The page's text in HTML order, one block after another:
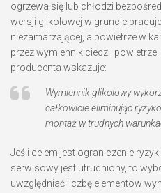
ogrzewa się lub chłodzi
wersji glikolowej w gruncie
niezamarzającej, a powietrze w
przez wymiennik
producenta wskazuje:
Wymiennik glikolowy
całkowicie eliminując
montaż w trudnych
Jeśli celem jest ograniczenie
serwisowy jest utrudniony, to
uwzględniać liczbę elementów